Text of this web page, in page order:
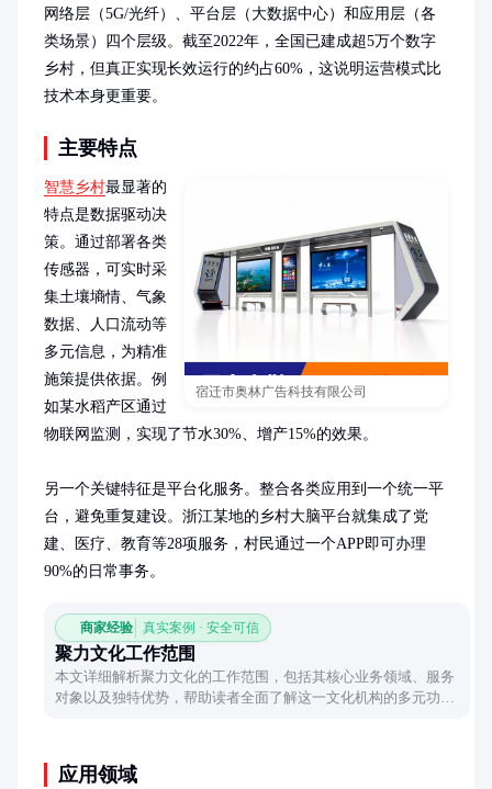
网络层（5G/光纤）、平台层（大数据中心）和应用层（各
类场景）四个层级。截至2022年，全国已建成超5万个数字
乡村，但真正实现长效运行的约占60%，这说明运营模式比
技术本身更重要。
主要特点
宿迁市奥林广告科技有限公司
智慧乡村最显著的
特点是数据驱动决
策。通过部署各类
传感器，可实时采
集土壤墒情、气象
数据、人口流动等
多元信息，为精准
施策提供依据。例
如某水稻产区通过
物联网监测，实现了节水30%、增产15%的效果。
另一个关键特征是平台化服务。整合各类应用到一个统一平
台，避免重复建设。浙江某地的乡村大脑平台就集成了党
建、医疗、教育等28项服务，村民通过一个APP即可办理
90%的日常事务。
商家经验 真实案例 · 安全可信
聚力文化工作范围
本文详细解析聚力文化的工作范围，包括其核心业务领域、服务
对象以及独特优势，帮助读者全面了解这一文化机构的多元功能
应用领域